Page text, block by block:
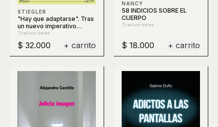
STIEGLER
"Hay que adaptarse". Tras
un nuevo imperativo
político
Traducciones
$ 32.000 + carrito
NANCY
58 INDICIOS SOBRE EL
CUERPO
Traducciones
$ 18.000 + carrito